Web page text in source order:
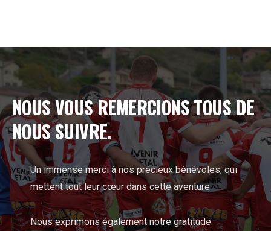
NOUS VOUS REMERCIONS TOUS DE
NOUS SUIVRE.
Un immense merci à nos précieux bénévoles, qui
mettent tout leur cœur dans cette aventure.
Nous exprimons également notre gratitude